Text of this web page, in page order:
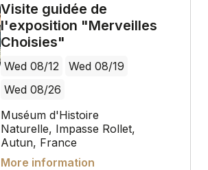
Visite guidée de
l'exposition "Merveilles
Choisies"
Wed 08/12
Wed 08/19
Wed 08/26
Muséum d'Histoire
Naturelle, Impasse Rollet,
Autun, France
More information